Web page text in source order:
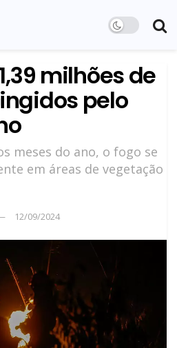
milhões de
pelo
meses do ano, o fogo se
em áreas de vegetação
12/09/2024